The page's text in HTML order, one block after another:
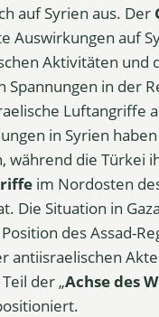
auf Syrien aus. Der
Auswirkungen auf
Aktivitäten und
Spannungen in der
Luftangriffe
in Syrien haben
während die Türkei
im Nordosten
Die Situation in
des Assad-
antiisraelischen
der „Achse des